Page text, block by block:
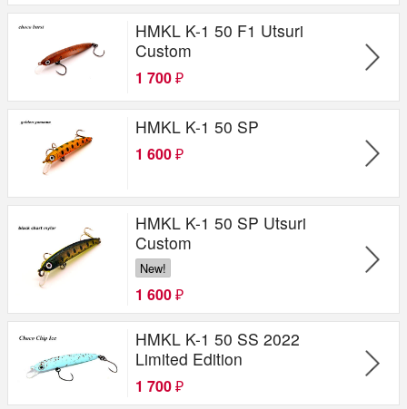
HMKL K-1 50 F1 Utsuri
Custom
1 700 ₽
HMKL K-1 50 SP
1 600 ₽
HMKL K-1 50 SP Utsuri
Custom
New!
1 600 ₽
HMKL K-1 50 SS 2022
Limited Edition
1 700 ₽